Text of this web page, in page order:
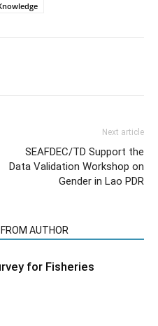
Next article
SEAFDEC/TD Support the
Data Validation Workshop on
Gender in Lao PDR
AUTHOR
for Fisheries